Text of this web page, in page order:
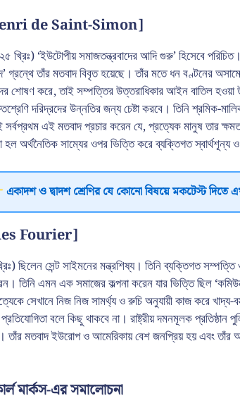
de Saint-Simon]
খ্রিঃ) ‘ইউটোপীয় সমাজতন্ত্রবাদের আদি গুরু’ হিসেবে
গ্রন্থে তাঁর মতবাদ বিবৃত হয়েছে। তাঁর মতে ধন বণ্টনের
শোষণ করে, তাই সম্পত্তির উত্তরাধিকার আইন বাতিল হওয়া
দরিদ্রদের উন্নতির জন্য চেষ্টা করবে। তিনি শ্রমিক-
সর্বপ্রথম এই মতবাদ প্রচার করেন যে, প্রত্যেক মানুষ তার
হল অর্থনৈতিক সাম্যের ওপর ভিত্তি করে ব্যক্তিগত স্বার্থশূন্য
একাদশ ও দ্বাদশ শ্রেণির যে কোনো বিষয়ে মকটেস্ট দিতে
Fourier]
ছিলেন সেন্ট সাইমনের মন্ত্রশিষ্য। তিনি ব্যক্তিগত
তিনি এমন এক সমাজের কল্পনা করেন যার ভিত্তি ছিল
সেখানে নিজ নিজ সামর্থ্য ও রুচি অনুযায়ী কাজ করে খাদ্য-
বলে কিছু থাকবে না। রাষ্ট্রীয় দমনমূলক
তাঁর মতবাদ ইউরোপ ও আমেরিকায় বেশ জনপ্রিয় হয় এবং তাঁর
মার্কস-এর সমালোচনা